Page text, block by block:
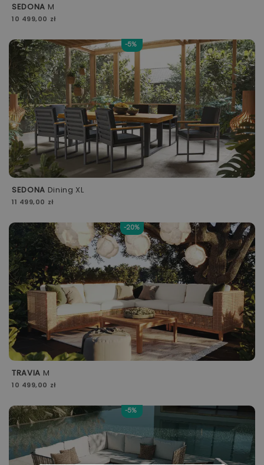
SEDONA M
10 499,00 zł
-5%
SEDONA Dining XL
11 499,00 zł
-20%
TRAVIA M
10 499,00 zł
-5%